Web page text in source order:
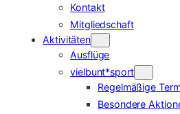
Kontakt
Mitgliedschaft
Aktivitäten
Ausflüge
vielbunt*sport
Regelmäßige
Besondere